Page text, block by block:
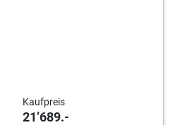
Kaufpreis
21’689.-